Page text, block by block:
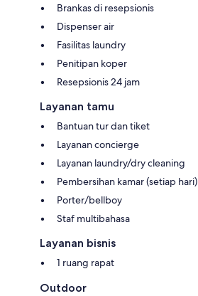
Brankas di resepsionis
Dispenser air
Fasilitas laundry
Penitipan koper
Resepsionis 24 jam
Layanan tamu
Bantuan tur dan tiket
Layanan concierge
Layanan laundry/dry cleaning
Pembersihan kamar (setiap hari)
Porter/bellboy
Staf multibahasa
Layanan bisnis
1 ruang rapat
Outdoor